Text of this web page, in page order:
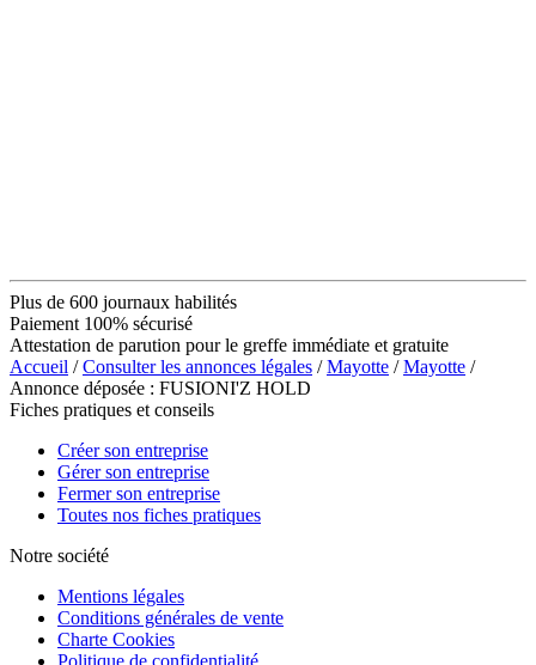
Plus de 600 journaux habilités
Paiement 100% sécurisé
Attestation de parution pour le greffe immédiate et gratuite
Accueil /Consulter les annonces légales /Mayotte /Mayotte /
Annonce déposée : FUSIONI'Z HOLD
Fiches pratiques et conseils
Créer son entreprise
Gérer son entreprise
Fermer son entreprise
Toutes nos fiches pratiques
Notre société
Mentions légales
Conditions générales de vente
Charte Cookies
Politique de confidentialité